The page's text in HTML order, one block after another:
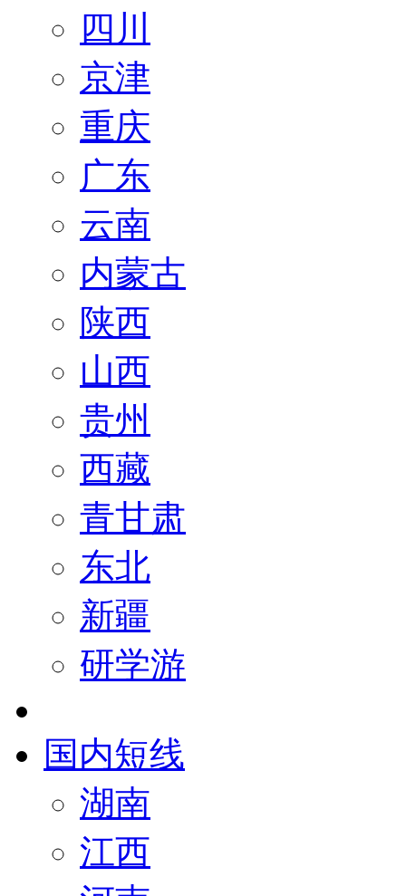
四川
京津
重庆
广东
云南
内蒙古
陕西
山西
贵州
西藏
青甘肃
东北
新疆
研学游
国内短线
湖南
江西